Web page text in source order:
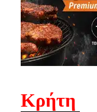
Κρήτη